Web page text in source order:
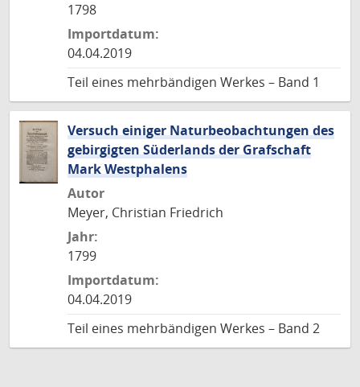
1798
Importdatum:
04.04.2019
Teil eines mehrbändigen Werkes – Band 1
Versuch einiger Naturbeobachtungen des
gebirgigten Süderlands der Grafschaft
Mark Westphalens
Autor
Meyer, Christian Friedrich
Jahr:
1799
Importdatum:
04.04.2019
Teil eines mehrbändigen Werkes – Band 2